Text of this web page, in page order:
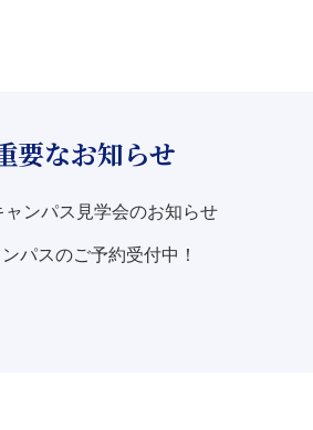
要なお知らせ
ャンパス見学会のお知らせ
パスのご予約受付中！